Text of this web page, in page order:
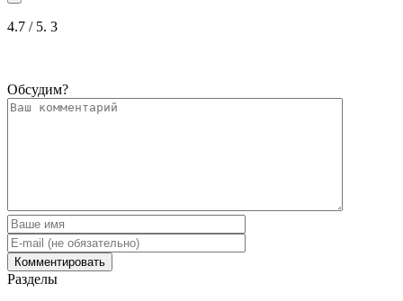
4.7 / 5. 3
Обсудим?
Разделы